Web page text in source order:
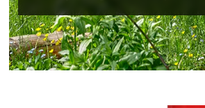
the site with their CMP
to the list of
Powered by